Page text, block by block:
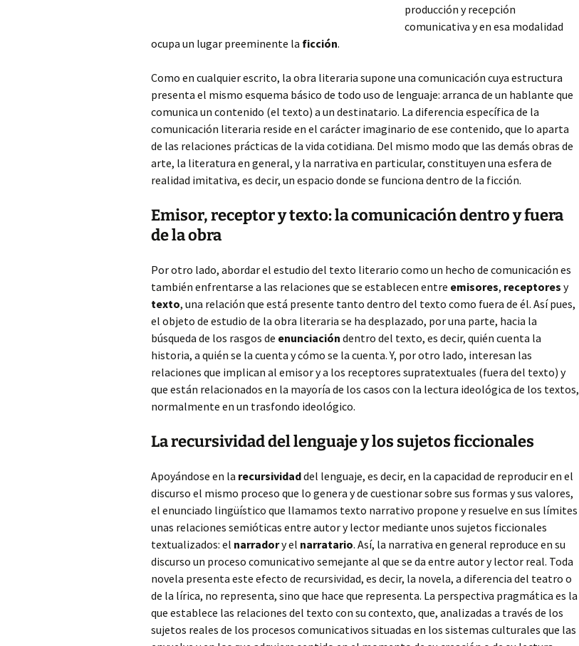
producción y recepción
comunicativa y en esa modalidad
ocupa un lugar preeminente la ficción.
Como en cualquier escrito, la obra literaria supone una comunicación cuya estructura
presenta el mismo esquema básico de todo uso de lenguaje: arranca de un hablante que
comunica un contenido (el texto) a un destinatario. La diferencia específica de la
comunicación literaria reside en el carácter imaginario de ese contenido, que lo aparta
de las relaciones prácticas de la vida cotidiana. Del mismo modo que las demás obras de
arte, la literatura en general, y la narrativa en particular, constituyen una esfera de
realidad imitativa, es decir, un espacio donde se funciona dentro de la ficción.
Emisor, receptor y texto: la comunicación dentro y fuera
de la obra
Por otro lado, abordar el estudio del texto literario como un hecho de comunicación es
también enfrentarse a las relaciones que se establecen entre emisores, receptores y
texto, una relación que está presente tanto dentro del texto como fuera de él. Así pues,
el objeto de estudio de la obra literaria se ha desplazado, por una parte, hacia la
búsqueda de los rasgos de enunciación dentro del texto, es decir, quién cuenta la
historia, a quién se la cuenta y cómo se la cuenta. Y, por otro lado, interesan las
relaciones que implican al emisor y a los receptores supratextuales (fuera del texto) y
que están relacionados en la mayoría de los casos con la lectura ideológica de los textos,
normalmente en un trasfondo ideológico.
La recursividad del lenguaje y los sujetos ficcionales
Apoyándose en la recursividaddel lenguaje, es decir, en la capacidad de reproducir en el
discurso el mismo proceso que lo genera y de cuestionar sobre sus formas y sus valores,
el enunciado lingüístico que llamamos texto narrativo propone y resuelve en sus límites
unas relaciones semióticas entre autor y lector mediante unos sujetos ficcionales
textualizados: el narradory el narratario. Así, la narrativa en general reproduce en su
discurso un proceso comunicativo semejante al que se da entre autor y lector real. Toda
novela presenta este efecto de recursividad, es decir, la novela, a diferencia del teatro o
de la lírica, no representa, sino que hace que representa. La perspectiva pragmática es la
que establece las relaciones del texto con su contexto, que, analizadas a través de los
sujetos reales de los procesos comunicativos situadas en los sistemas culturales que las